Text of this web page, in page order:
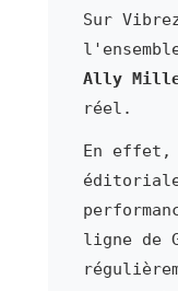
Sur
Ally
réel.
En effet,
ligne de